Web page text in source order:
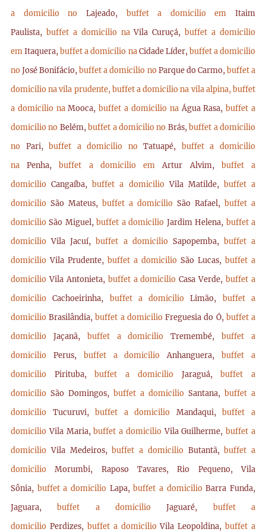
a domicilio no Lajeado, buffet a domicilio em Itaim
Paulista, buffet a domicilio naVila Curuçá,buffet a domicilio
emItaquera,buffet a domicilio naCidade Líder,buffet a domicilio
noJosé Bonifácio,buffet a domicilio noParque do Carmo,buffet a
domicilio na vila prudente,buffet a domicilio na vila alpina, buffet
a domicilio naMooca,buffet a domicilio naÁgua Rasa,buffet a
domicilio no Belém,buffet a domicilio no Brás,buffet a domicilio
no Pari,buffet a domicilio noTatuapé, buffet a domicilio
naPenha,buffet a domicilio emArtur Alvim, buffet a
domicilioCangaíba,buffet a domicilioVila Matilde, buffet a
domicilio São Mateus, buffet a domicilio São Rafael, buffet a
domicilioSão Miguel,buffet a domicilio Jardim Helena, buffet a
domicilioVila Jacuí,buffet a domicilio Sapopemba, buffet a
domicilioVila Prudente, buffet a domicilio São Lucas, buffet a
domicilioVila Antonieta, buffet a domicilioCasa Verde,buffet a
domicilioCachoeirinha, buffet a domicilioLimão, buffet a
domicilioBrasilândia,buffet a domicilioFreguesia do Ó, buffet a
domicilio Jaçanã, buffet a domicilioTremembé,buffet a
domicilio Perus, buffet a domicilioAnhanguera,buffet a
domicilio Pirituba,buffet a domicilio Jaraguá,buffet a
domicilio São Domingos, buffet a domicilio Santana, buffet a
domicilio Tucuruvi,buffet a domicilio Mandaqui,buffet a
domicilioVila Maria,buffet a domicilioVila Guilherme,buffet a
domicilioVila Medeiros,buffet a domicilio Butantã,buffet a
domicilioMorumbi, Raposo Tavares, Rio Pequeno, Vila
Sônia, buffet a domicilio Lapa,buffet a domicilioBarra Funda,
Jaguara,buffet a domicilioJaguaré, buffet a
domicilio Perdizes, buffet a domicilioVila Leopoldina,buffet a